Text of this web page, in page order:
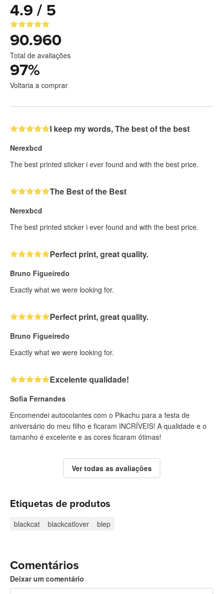
4.9 / 5
90.960
Total de avaliações
97%
Voltaria a comprar
I keep my words, The best of the best
Nerexbcd
The best printed sticker i ever found and with the best price.
The Best of the Best
Nerexbcd
The best printed sticker i ever found and with the best price.
Perfect print, great quality.
Bruno Figueiredo
Exactly what we were looking for.
Perfect print, great quality.
Bruno Figueiredo
Exactly what we were looking for.
Excelente qualidade!
Sofia Fernandes
Encomendei autocolantes com o Pikachu para a festa de
aniversário do meu filho e ficaram INCRÍVEIS! A qualidade e o
tamanho é excelente e as cores ficaram ótimas!
Ver todas as avaliações
Etiquetas de produtos
blackcat blackcatlover blep
Comentários
Deixar um comentário